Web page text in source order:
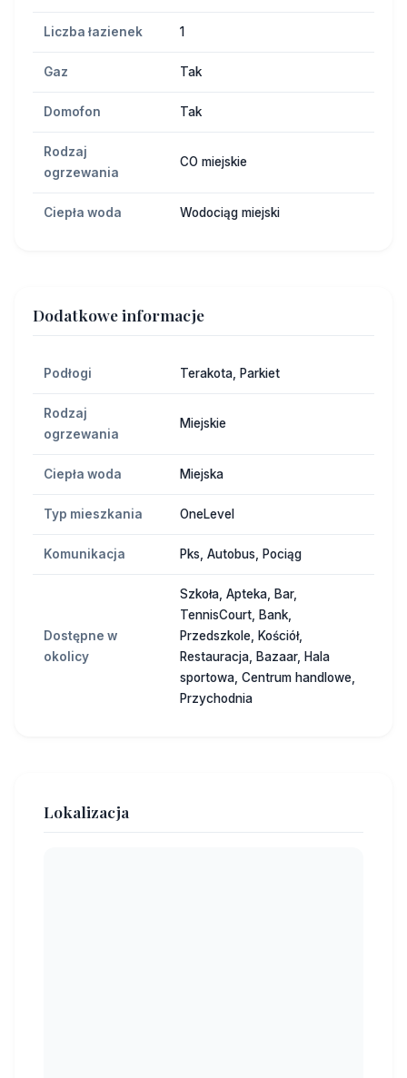
Liczba łazienek 1
Gaz Tak
Domofon Tak
Rodzaj
ogrzewania
CO miejskie
Ciepła woda Wodociąg miejski
Dodatkowe informacje
Podłogi Terakota, Parkiet
Rodzaj
ogrzewania
Miejskie
Ciepła woda Miejska
Typ mieszkania OneLevel
Komunikacja Pks, Autobus, Pociąg
Dostępne w
okolicy
Szkoła, Apteka, Bar,
TennisCourt, Bank,
Przedszkole, Kościół,
Restauracja, Bazaar, Hala
sportowa, Centrum handlowe,
Przychodnia
Lokalizacja